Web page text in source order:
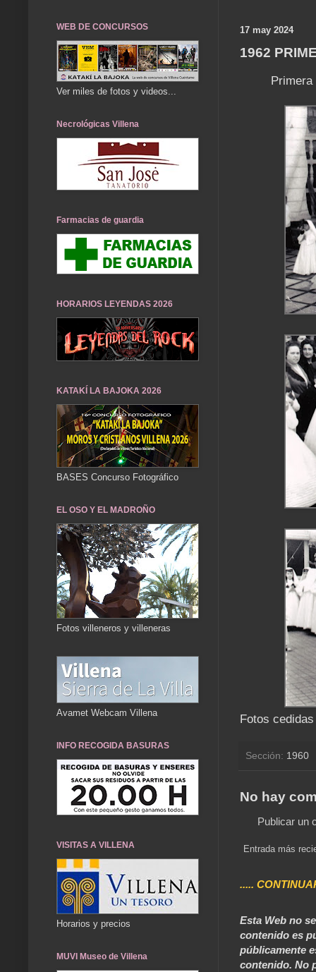
17 may 2024
1962
Fotos
Sección: 1960
No hay
Publicar un
Entrada más
.....
Esta Web no
contenido es
públicamente
contenido. No
WEB DE CONCURSOS
Ver miles de fotos y videos...
Necrológicas Villena
Farmacias de guardia
HORARIOS LEYENDAS 2026
KATAKÍ LA BAJOKA 2026
BASES Concurso Fotográfico
EL OSO Y EL MADROÑO
Fotos villeneros y villeneras
Avamet Webcam Villena
INFO RECOGIDA BASURAS
VISITAS A VILLENA
Horarios y precios
MUVI Museo de Villena